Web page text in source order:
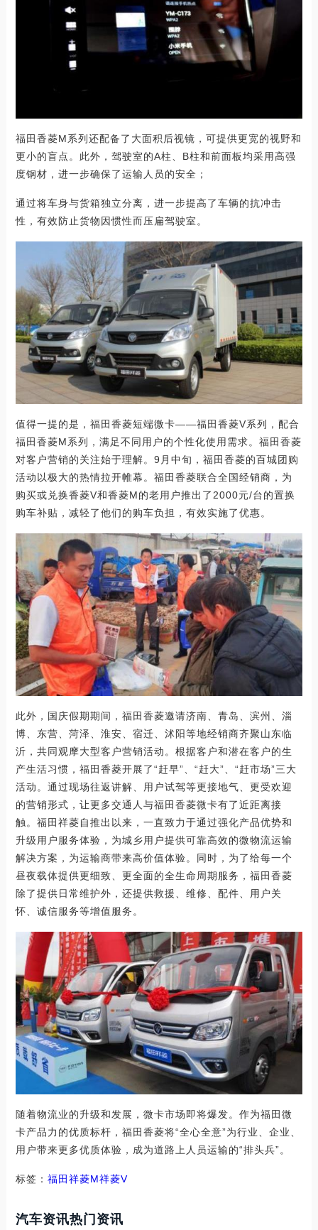
福田香菱M系列还配备了大面积后视镜，可提供更宽的视野和
更小的盲点。此外，驾驶室的A柱、B柱和前面板均采用高强
度钢材，进一步确保了运输人员的安全；
通过将车身与货箱独立分离，进一步提高了车辆的抗冲击
性，有效防止货物因惯性而压扁驾驶室。
值得一提的是，福田香菱短端微卡——福田香菱V系列，配合
福田香菱M系列，满足不同用户的个性化使用需求。福田香菱
对客户营销的关注始于理解。9月中旬，福田香菱的百城团购
活动以极大的热情拉开帷幕。福田香菱联合全国经销商，为
购买或兑换香菱V和香菱M的老用户推出了2000元/台的置换
购车补贴，减轻了他们的购车负担，有效实施了优惠。
此外，国庆假期期间，福田香菱邀请济南、青岛、滨州、淄
博、东营、菏泽、淮安、宿迁、沭阳等地经销商齐聚山东临
沂，共同观摩大型客户营销活动。根据客户和潜在客户的生
产生活习惯，福田香菱开展了“赶早”、“赶大”、“赶市场”三大
活动。通过现场往返讲解、用户试驾等更接地气、更受欢迎
的营销形式，让更多交通人与福田香菱微卡有了近距离接
触。福田祥菱自推出以来，一直致力于通过强化产品优势和
升级用户服务体验，为城乡用户提供可靠高效的微物流运输
解决方案，为运输商带来高价值体验。同时，为了给每一个
昼夜载体提供更细致、更全面的全生命周期服务，福田香菱
除了提供日常维护外，还提供救援、维修、配件、用户关
怀、诚信服务等增值服务。
随着物流业的升级和发展，微卡市场即将爆发。作为福田微
卡产品力的优质标杆，福田香菱将“全心全意”为行业、企业、
用户带来更多优质体验，成为道路上人员运输的“排头兵”。
标签： 福田 祥菱M祥菱V
汽车资讯热门资讯